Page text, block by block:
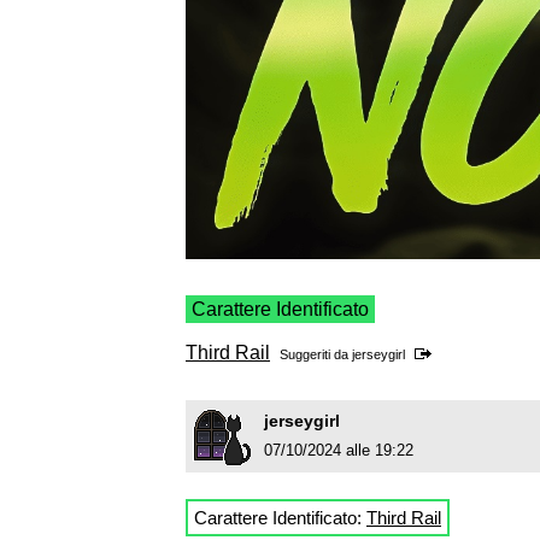
Carattere Identificato
Third Rail Suggeriti da jerseygirl
jerseygirl
07/10/2024 alle 19:22
Carattere Identificato: Third Rail